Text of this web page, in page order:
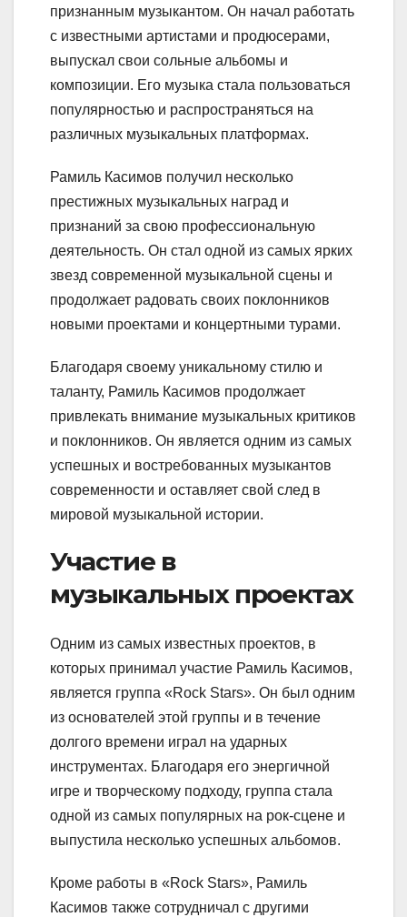
признанным музыкантом. Он начал работать
с известными артистами и продюсерами,
выпускал свои сольные альбомы и
композиции. Его музыка стала пользоваться
популярностью и распространяться на
различных музыкальных платформах.
Рамиль Касимов получил несколько
престижных музыкальных наград и
признаний за свою профессиональную
деятельность. Он стал одной из самых ярких
звезд современной музыкальной сцены и
продолжает радовать своих поклонников
новыми проектами и концертными турами.
Благодаря своему уникальному стилю и
таланту, Рамиль Касимов продолжает
привлекать внимание музыкальных критиков
и поклонников. Он является одним из самых
успешных и востребованных музыкантов
современности и оставляет свой след в
мировой музыкальной истории.
Участие в
музыкальных проектах
Одним из самых известных проектов, в
которых принимал участие Рамиль Касимов,
является группа «Rock Stars». Он был одним
из основателей этой группы и в течение
долгого времени играл на ударных
инструментах. Благодаря его энергичной
игре и творческому подходу, группа стала
одной из самых популярных на рок-сцене и
выпустила несколько успешных альбомов.
Кроме работы в «Rock Stars», Рамиль
Касимов также сотрудничал с другими